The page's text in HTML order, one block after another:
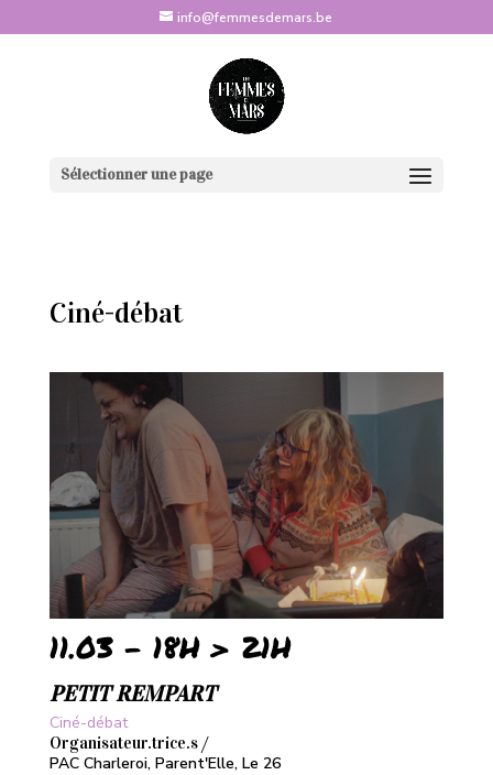
info@femmesdemars.be
Sélectionner une page
Ciné-débat
11.03 - 18H > 21H
PETIT REMPART
Ciné-débat
Organisateur.trice.s /
PAC Charleroi, Parent'Elle, Le 26